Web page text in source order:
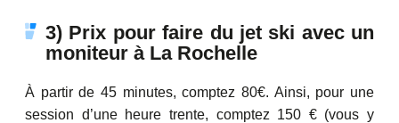
3) Prix pour faire du jet ski avec un
moniteur à La Rochelle
À partir de 45 minutes, comptez 80€. Ainsi, pour une
session d’une heure trente, comptez 150 € (vous y